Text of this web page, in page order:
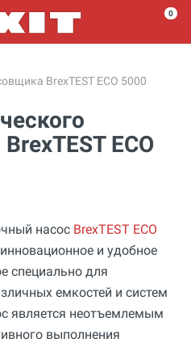
0
BrexTEST ECO 5000
ECO
насос BrexTEST ECO
и удобное
специально для
емкостей и систем
является неотъемлемым
выполнения